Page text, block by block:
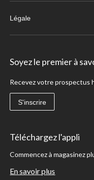
Légale
Soyez le premier à
Recevez votre prospectus
S'inscrire
Téléchargez l'appli
Commencez à magasinez
En savoir plus